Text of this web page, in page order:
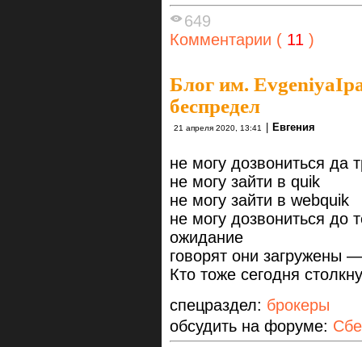
649
Комментарии ( 11 )
Блог им.
беспредел
21 апреля 2020, 13:41 Евгения
не могу дозвониться
не могу зайти в quik
не могу зайти в webquik
не могу дозвониться
ожидание
говорят они загружены
Кто тоже сегодня
спецраздел: брокеры
обсудить на форуме: